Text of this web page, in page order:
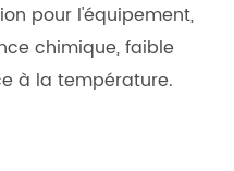
pour l'équipement,
chimique, faible
à la température.